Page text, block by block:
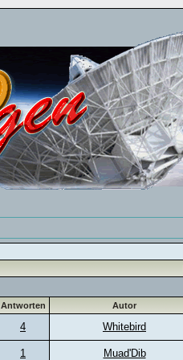
Antworten Autor
4 Whitebird
1 Muad'Dib